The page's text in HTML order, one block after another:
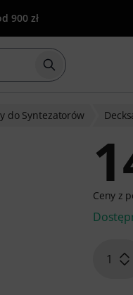
900 zł
Rozpocznij
do Syntezatorów
Ceny z
1